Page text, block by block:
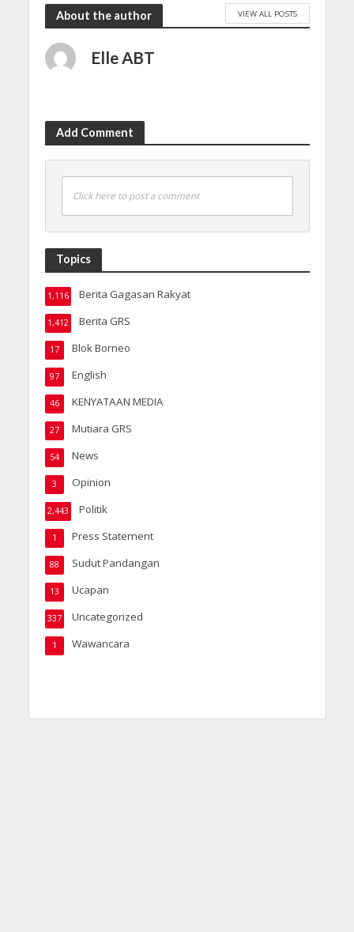
About the author VIEW ALL POSTS
Elle ABT
Add Comment
Click here to post a comment
Topics
Berita Gagasan Rakyat
1,116
Berita GRS
1,412
Blok Borneo
17
English
97
KENYATAAN MEDIA
46
Mutiara GRS
27
News
54
Opinion
3
Politik
2,443
Press Statement
1
Sudut Pandangan
88
Ucapan
13
Uncategorized
337
Wawancara
1